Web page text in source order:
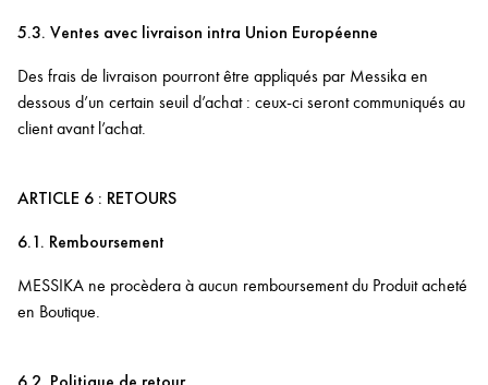
5.3. Ventes avec livraison intra Union Européenne
Des frais de livraison pourront être appliqués par Messika en
dessous d’un certain seuil d’achat : ceux-ci seront communiqués au
client avant l’achat.
ARTICLE 6 : RETOURS
6.1. Remboursement
MESSIKA ne procèdera à aucun remboursement du Produit acheté
en Boutique.